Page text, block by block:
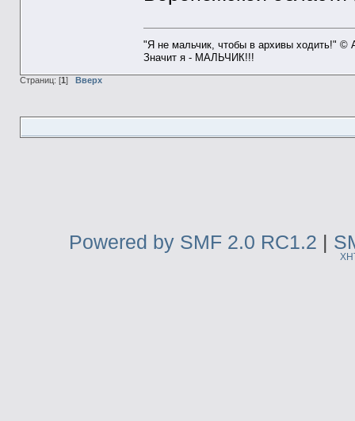
"Я не мальчик, чтобы в архивы ходить!" ©
Значит я - МАЛЬЧИК!!!
Страниц: [1 ] Вверх
Powered by SMF 2.0 RC1.2 |